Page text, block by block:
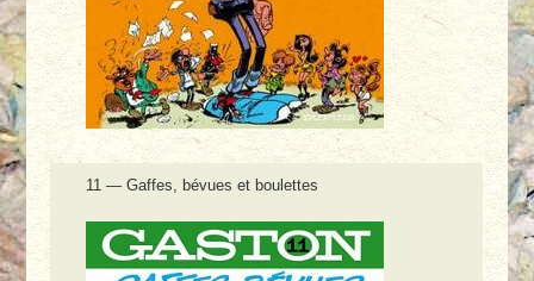
11 — Gaffes, bévues et boulettes